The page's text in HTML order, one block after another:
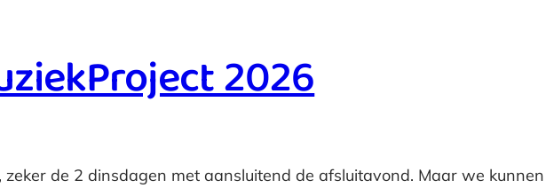
2026
de 2 dinsdagen met aansluitend de afsluitavond. Maar we